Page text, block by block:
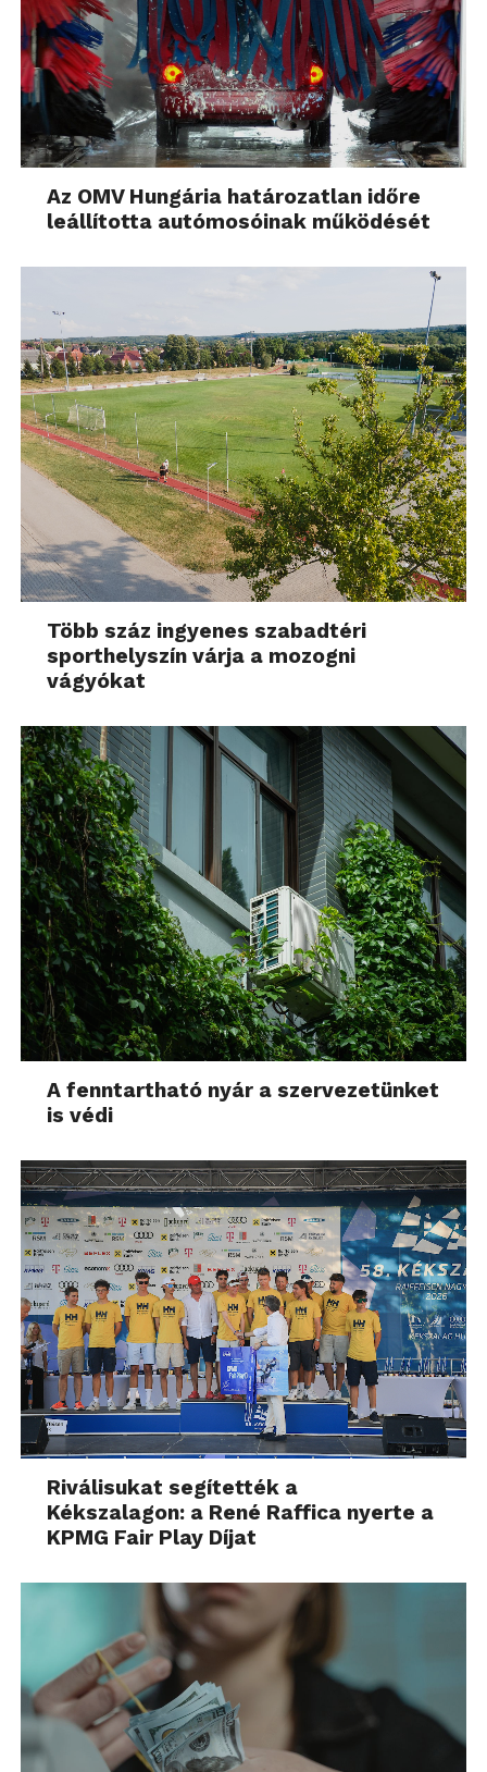
Az OMV Hungária határozatlan időre
leállította autómosóinak működését
Több száz ingyenes szabadtéri
sporthelyszín várja a mozogni
vágyókat
A fenntartható nyár a szervezetünket
is védi
Riválisukat segítették a
Kékszalagon: a René Raffica nyerte a
KPMG Fair Play Díjat